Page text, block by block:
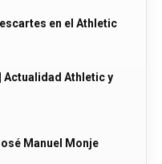
en el Athletic
Actualidad Athletic y
Manuel Monje